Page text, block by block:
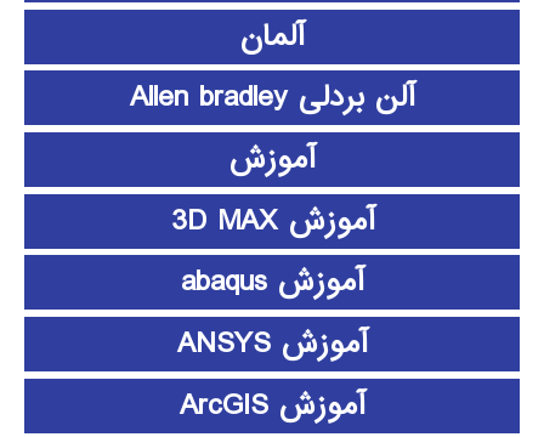
آلمان
آلن بردلی Allen bradley
آموزش
آموزش 3D MAX
آموزش abaqus
آموزش ANSYS
آموزش ArcGIS